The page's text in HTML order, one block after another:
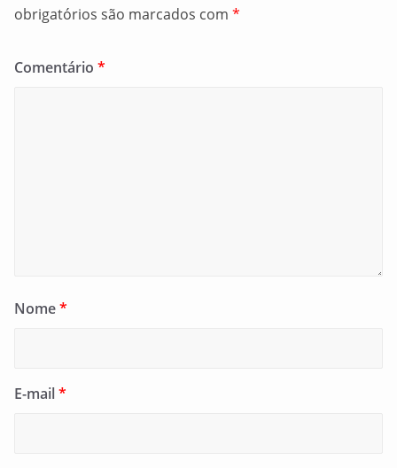
obrigatórios são marcados com *
Comentário *
Nome*
E-mail*